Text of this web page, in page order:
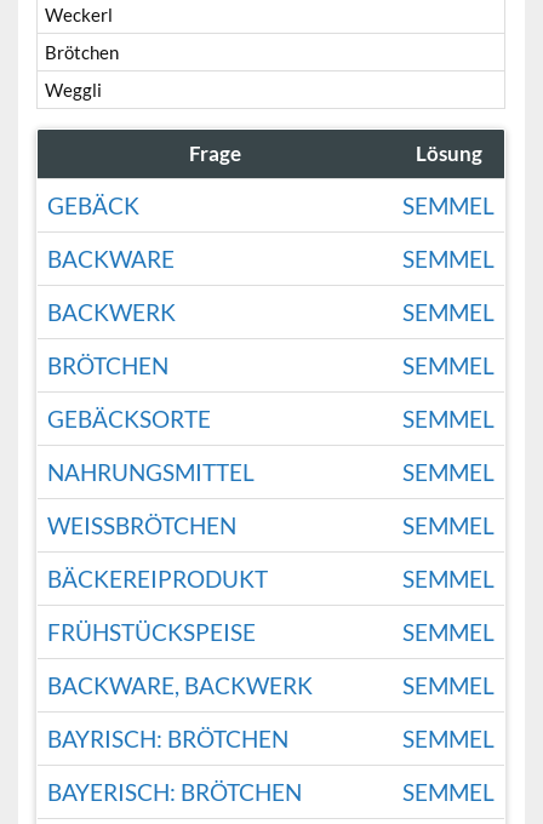
Weckerl
Brötchen
Weggli
Frage Lösung
GEBÄCK
SEMMEL
BACKWARE
SEMMEL
BACKWERK
SEMMEL
BRÖTCHEN
SEMMEL
GEBÄCKSORTE
SEMMEL
NAHRUNGSMITTEL
SEMMEL
WEISSBRÖTCHEN
SEMMEL
BÄCKEREIPRODUKT
SEMMEL
FRÜHSTÜCKSPEISE
SEMMEL
BACKWARE, BACKWERK
SEMMEL
BAYRISCH: BRÖTCHEN
SEMMEL
BAYERISCH: BRÖTCHEN
SEMMEL